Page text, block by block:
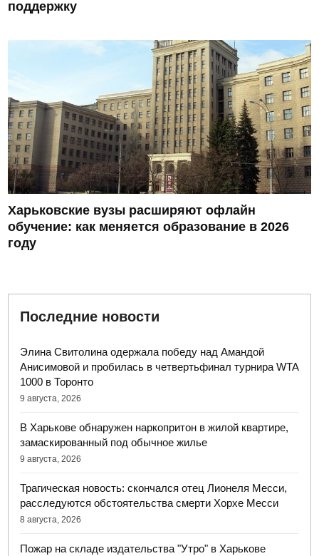
поддержку
Харьковские вузы расширяют офлайн
обучение: как меняется образование в 2026
году
Последние новости
Элина Свитолина одержала победу над Амандой
Анисимовой и пробилась в четвертьфинал турнира WTA
1000 в Торонто
9 августа, 2026
В Харькове обнаружен наркопритон в жилой квартире,
замаскированный под обычное жилье
9 августа, 2026
Трагическая новость: скончался отец Лионеля Месси,
расследуются обстоятельства смерти Хорхе Месси
8 августа, 2026
Пожар на складе издательства "Утро" в Харькове